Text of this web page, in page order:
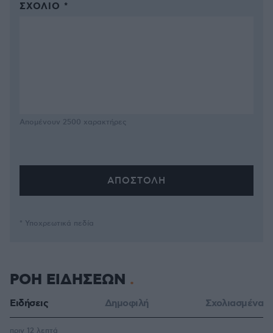
ΣΧΌΛΙΟ *
Απομένουν 2500 χαρακτήρες
* Υποχρεωτικά πεδία
ΡΟΗ ΕΙΔΗΣΕΩΝ
Ειδήσεις Δημοφιλή Σχολιασμένα
πριν 12 λεπτά